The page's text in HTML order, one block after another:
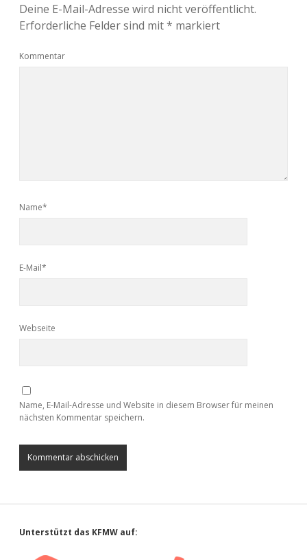
Deine E-Mail-Adresse wird nicht veröffentlicht.
Erforderliche Felder sind mit* markiert
Kommentar
Name*
E-Mail*
Webseite
Name, E-Mail-Adresse und Website in diesem Browser für meinen
nächsten Kommentar speichern.
Sidebar
Unterstützt das KFMW auf: